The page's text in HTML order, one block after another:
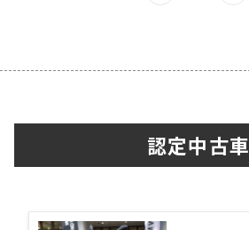
送
認定中古車